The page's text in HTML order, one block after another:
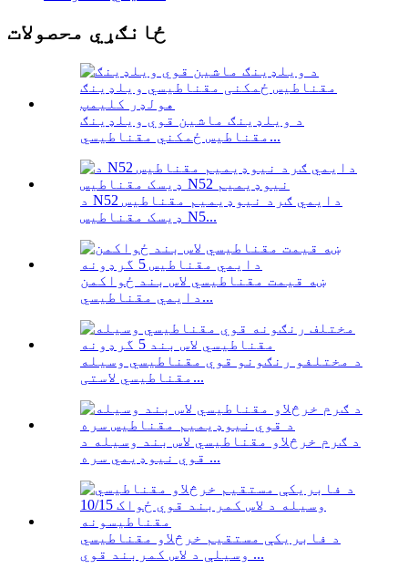
ځانګړي محصولات
د ویلډینګ ماشین قوي ویلډینګ
مقناطیس ځمکني مقناطیسي...
د N52 دایمي ګرد نیوډیمیم مقناطیس
ډیسک مقناطیس N5...
ښه قیمت مقناطیسي لاس بند ځواکمن
دایمي مقناطیسي...
د مختلفو رنګونو قوي مقناطیسي وسیله
مقناطیسي لاستی...
د ګرم خرڅلاو مقناطیسي لاس بند وسیله د
قوي نیوډیمي سره ...
د فابریکې مستقیم خرڅلاو مقناطیسي
وسیلې د لاس کمربند قوي ...